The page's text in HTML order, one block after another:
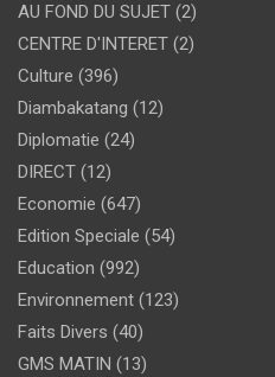
AU FOND DU SUJET (2)
CENTRE D'INTERET (2)
Culture (396)
Diambakatang (12)
Diplomatie (24)
DIRECT (12)
Economie (647)
Edition Speciale (54)
Education (992)
Environnement (123)
Faits Divers (40)
GMS MATIN (13)